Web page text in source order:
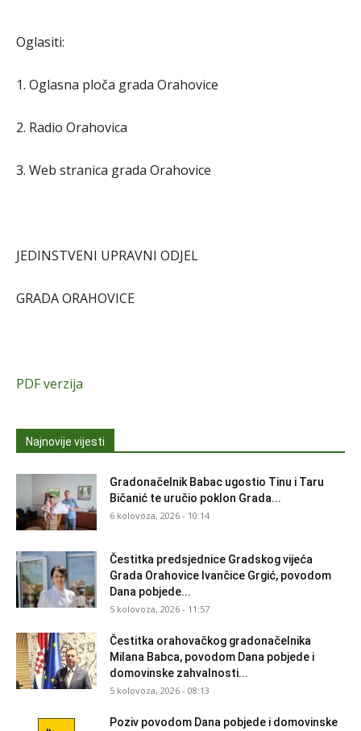
Oglasiti:
1. Oglasna ploča grada Orahovice
2. Radio Orahovica
3. Web stranica grada Orahovice
JEDINSTVENI UPRAVNI ODJEL
GRADA ORAHOVICE
PDF verzija
Najnovije vijesti
Gradonačelnik Babac ugostio Tinu i Taru
Bičanić te uručio poklon Grada...
6 kolovoza, 2026 - 10:14
Čestitka predsjednice Gradskog vijeća
Grada Orahovice Ivančice Grgić, povodom
Dana pobjede...
5 kolovoza, 2026 - 11:57
Čestitka orahovačkog gradonačelnika
Milana Babca, povodom Dana pobjede i
domovinske zahvalnosti...
5 kolovoza, 2026 - 08:13
Poziv povodom Dana pobjede i domovinske